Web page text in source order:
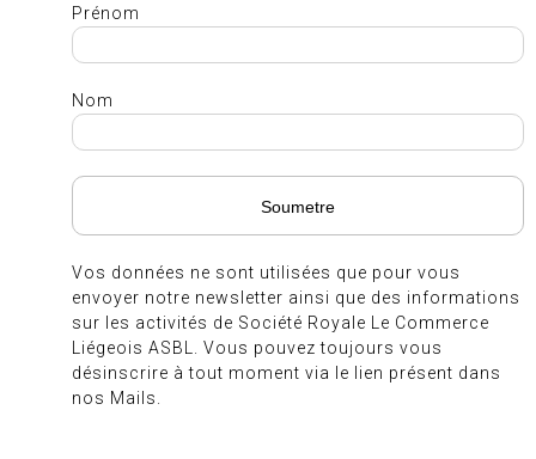
Prénom
Nom
Vos données ne sont utilisées que pour vous
envoyer notre newsletter ainsi que des informations
sur les activités de Société Royale Le Commerce
Liégeois ASBL. Vous pouvez toujours vous
désinscrire à tout moment via le lien présent dans
nos Mails.